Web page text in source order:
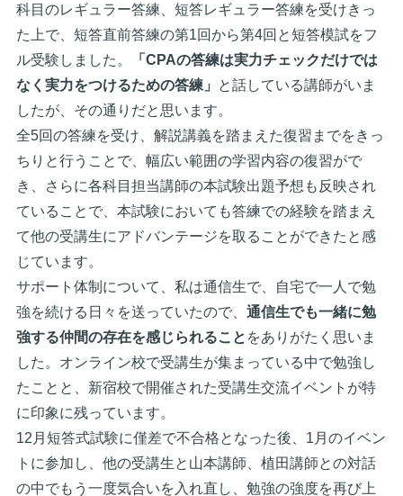
科目のレギュラー答練、短答レギュラー答練を受けきっ
た上で、短答直前答練の第1回から第4回と短答模試をフ
ル受験しました。
「CPAの答練は実力チェックだけでは
なく実力をつけるための答練」
と話している講師がいま
したが、その通りだと思います。
全5回の答練を受け、解説講義を踏まえた復習までをきっ
ちりと行うことで、幅広い範囲の学習内容の復習がで
き、さらに各科目担当講師の本試験出題予想も反映され
ていることで、本試験においても答練での経験を踏まえ
て他の受講生にアドバンテージを取ることができたと感
じています。
サポート体制について、私は通信生で、自宅で一人で勉
強を続ける日々を送っていたので、 通信生でも一緒に勉
強する仲間の存在を感じられること をありがたく思いま
した。オンライン校で受講生が集まっている中で勉強し
たことと、新宿校で開催された受講生交流イベントが特
に印象に残っています。
12月短答式試験に僅差で不合格となった後、1月のイベン
トに参加し、他の受講生と山本講師、植田講師との対話
の中でもう一度気合いを入れ直し、勉強の強度を再び上